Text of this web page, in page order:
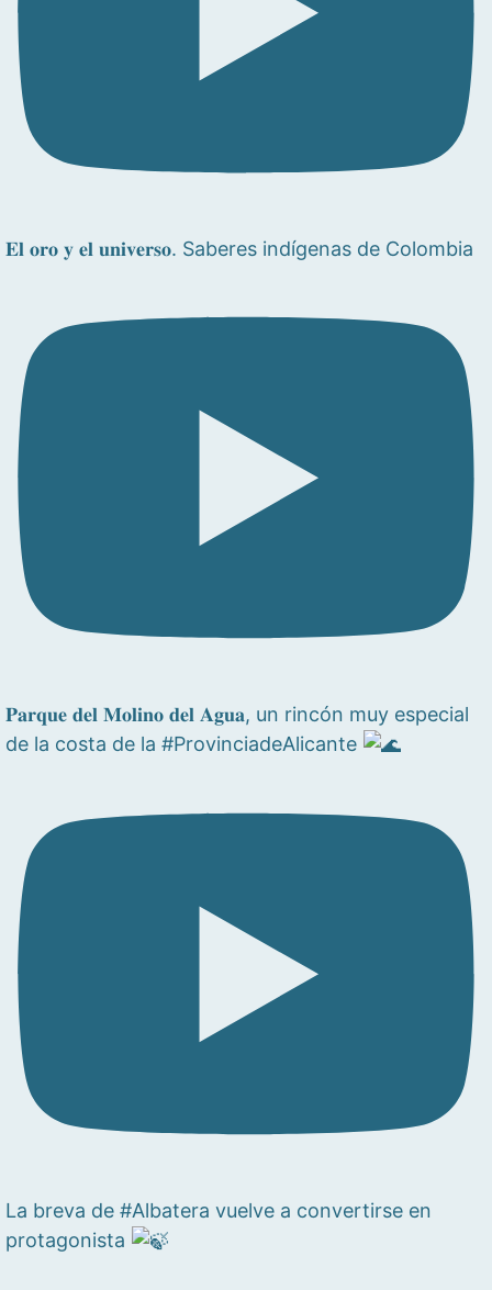
𝐄𝐥 𝐨𝐫𝐨 𝐲 𝐞𝐥 𝐮𝐧𝐢𝐯𝐞𝐫𝐬𝐨. Saberes indígenas de Colombia
𝐏𝐚𝐫𝐪𝐮𝐞 𝐝𝐞𝐥 𝐌𝐨𝐥𝐢𝐧𝐨 𝐝𝐞𝐥 𝐀𝐠𝐮𝐚, un rincón muy especial
de la costa de la #ProvinciadeAlicante
La breva de #Albatera vuelve a convertirse en
protagonista